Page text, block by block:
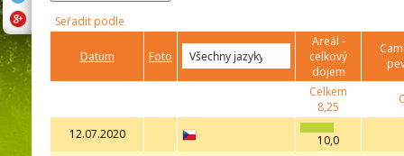
Seřadit podle
Datum Foto
Areál -
celkový
dojem
Celkem
8,25
12.07.2020 10,0